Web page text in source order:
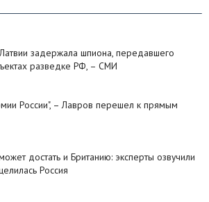
задержала шпиона, передавшего
разведке РФ, – СМИ
России", – Лавров перешел к прямым
достать и Британию: эксперты озвучили
Россия